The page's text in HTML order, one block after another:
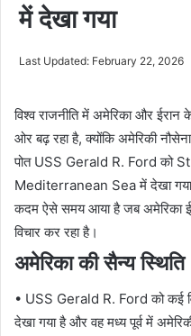
में देखा गया
Last Updated: February 22, 2026
विश्व राजनीति में अमेरिका और ईरान
ओर बढ़ रहा है, क्योंकि अमेरिकी
पोत USS Gerald R. Ford को
Mediterranean Sea में देखा गया
कदम ऐसे समय आया है जब अमेरिका
विचार कर रहा है।
अमेरिका की सैन्य स्थिति
• USS Gerald R. Ford को कई
देखा गया है और वह मध्य पूर्व में